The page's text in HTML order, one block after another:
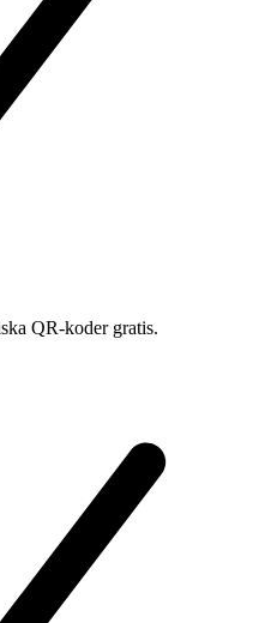
QR-koder gratis.